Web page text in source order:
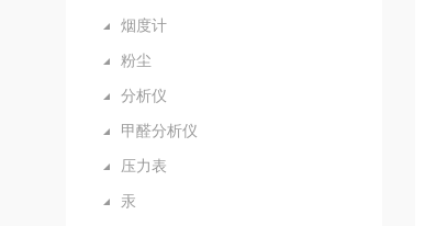
烟度计
粉尘
分析仪
甲醛分析仪
压力表
汞